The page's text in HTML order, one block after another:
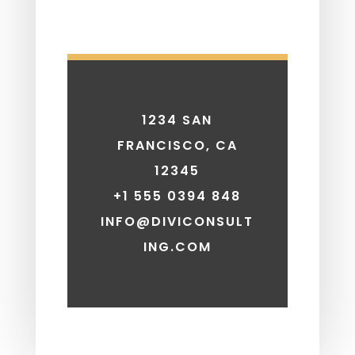
1234 SAN
FRANCISCO, CA
12345
+1 555 0394 848
INFO@DIVICONSULT
ING.COM